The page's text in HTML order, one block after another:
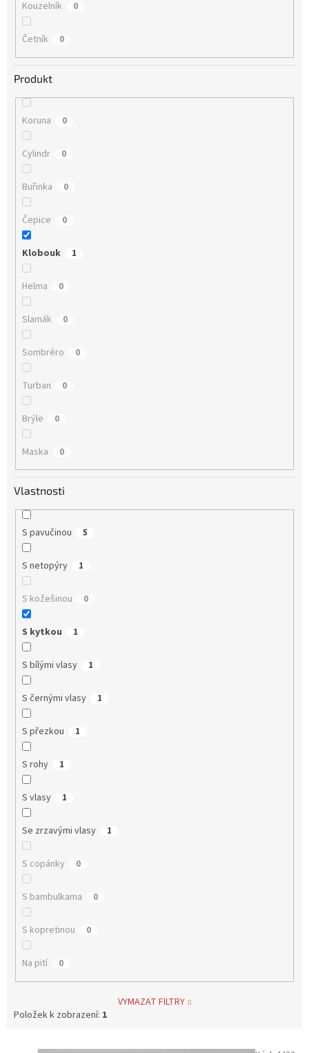
Kouzelník 0
Četník 0
Produkt
Koruna 0
Cylindr 0
Buřinka 0
Čepice 0
Klobouk 1
Helma 0
Slamák 0
Sombréro 0
Turban 0
Brýle 0
Maska 0
Vlastnosti
S pavučinou 5
S netopýry 1
S kožešinou 0
S kytkou 1
S bílými vlasy 1
S černými vlasy 1
S přezkou 1
S rohy 1
S vlasy 1
Se zrzavými vlasy 1
S copánky 0
S bambulkama 0
S kopretinou 0
Na pití 0
VYMAZAT FILTRY
Položek k zobrazení: 1